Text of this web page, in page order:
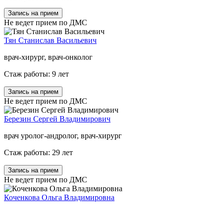
Запись на прием
Не ведет прием по ДМС
Тян Станислав Васильевич
врач-хирург, врач-онколог
Стаж работы: 9 лет
Запись на прием
Не ведет прием по ДМС
Березин Сергей Владимирович
врач уролог-андролог, врач-хирург
Стаж работы: 29 лет
Запись на прием
Не ведет прием по ДМС
Коченкова Ольга Владимировна